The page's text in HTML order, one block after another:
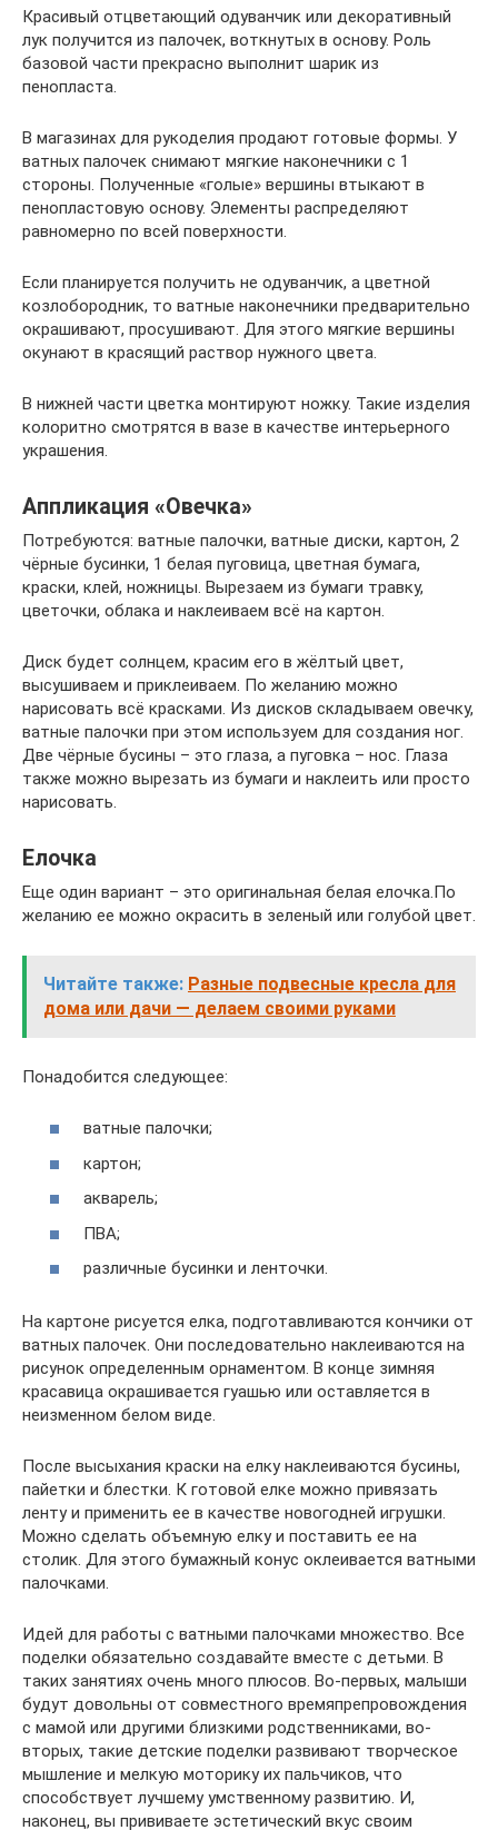
Красивый отцветающий одуванчик или декоративный
лук получится из палочек, воткнутых в основу. Роль
базовой части прекрасно выполнит шарик из
пенопласта.
В магазинах для рукоделия продают готовые формы. У
ватных палочек снимают мягкие наконечники с 1
стороны. Полученные «голые» вершины втыкают в
пенопластовую основу. Элементы распределяют
равномерно по всей поверхности.
Если планируется получить не одуванчик, а цветной
козлобородник, то ватные наконечники предварительно
окрашивают, просушивают. Для этого мягкие вершины
окунают в красящий раствор нужного цвета.
В нижней части цветка монтируют ножку. Такие изделия
колоритно смотрятся в вазе в качестве интерьерного
украшения.
Аппликация «Овечка»
Потребуются: ватные палочки, ватные диски, картон, 2
чёрные бусинки, 1 белая пуговица, цветная бумага,
краски, клей, ножницы. Вырезаем из бумаги травку,
цветочки, облака и наклеиваем всё на картон.
Диск будет солнцем, красим его в жёлтый цвет,
высушиваем и приклеиваем. По желанию можно
нарисовать всё красками. Из дисков складываем овечку,
ватные палочки при этом используем для создания ног.
Две чёрные бусины – это глаза, а пуговка – нос. Глаза
также можно вырезать из бумаги и наклеить или просто
нарисовать.
Елочка
Еще один вариант – это оригинальная белая елочка.По
желанию ее можно окрасить в зеленый или голубой цвет.
Читайте также: Разные подвесные кресла для
дома или дачи — делаем своими руками
Понадобится следующее:
ватные палочки;
картон;
акварель;
ПВА;
различные бусинки и ленточки.
На картоне рисуется елка, подготавливаются кончики от
ватных палочек. Они последовательно наклеиваются на
рисунок определенным орнаментом. В конце зимняя
красавица окрашивается гуашью или оставляется в
неизменном белом виде.
После высыхания краски на елку наклеиваются бусины,
пайетки и блестки. К готовой елке можно привязать
ленту и применить ее в качестве новогодней игрушки.
Можно сделать объемную елку и поставить ее на
столик. Для этого бумажный конус оклеивается ватными
палочками.
Идей для работы с ватными палочками множество. Все
поделки обязательно создавайте вместе с детьми. В
таких занятиях очень много плюсов. Во-первых, малыши
будут довольны от совместного времяпрепровождения
с мамой или другими близкими родственниками, во-
вторых, такие детские поделки развивают творческое
мышление и мелкую моторику их пальчиков, что
способствует лучшему умственному развитию. И,
наконец, вы прививаете эстетический вкус своим